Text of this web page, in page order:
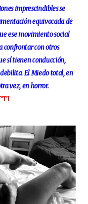
imprescindibles se
equivocada de
ese movimiento social
confrontar con otros
sí tienen conducción,
El Miedo total, en
vez, en horror.